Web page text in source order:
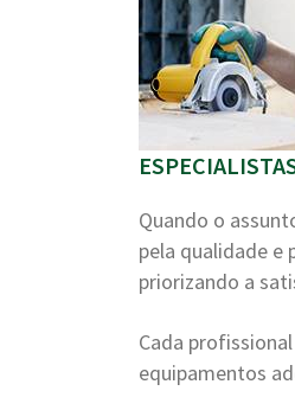
Quando o
pela qualidade e
priorizando a
Cada
equipamentos